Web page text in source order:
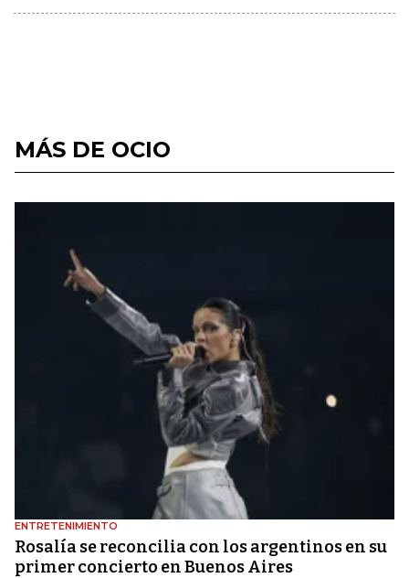
MÁS DE OCIO
ENTRETENIMIENTO
Rosalía se reconcilia con los argentinos en su
primer concierto en Buenos Aires